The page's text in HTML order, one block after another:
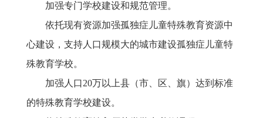
加强专门学校建设和规范管理。
依托现有资源加强孤独症儿童特殊教育资源中
心建设，支持人口规模大的城市建设孤独症儿童特
殊教育学校。
加强人口20万以上县（市、区、旗）达到标准
的特殊教育学校建设。